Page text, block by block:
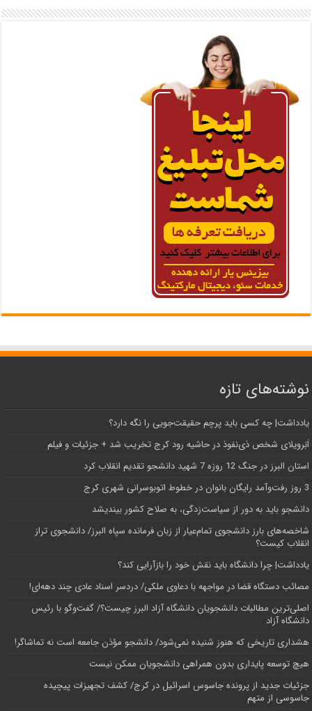
نوشته‌های تازه
یادداشت| ‌چه کسی باید پرچم حقیقت‌جویی را نگه دارد؟
اَبَر‌ویلای شخص ذی‌نفوذ در حاشیه‌ رود کرج تخریب شد + جزئیات و فیلم
استان البرز در جنگ 12 روزه 7 شهید دانشجو تقدیم انقلاب کرد
3 روز رفت‌وآمد رایگان بانوان در خطوط اتوبوسرانی شهری کرج
دانشجو باید به دور از سیاست‌زدگی، به صلاح کشور بیندیشد
شاخصه‌های بارز دانشجوی تمام‌عیار از زبان فرمانده سپاه البرز/ دانشجوی تراز
انقلاب کیست؟
یادداشت| چرا دانشگاه باید نقش خود را بازآرایی کند؟
مصائب دستگاه قضا در مواجهه با دعاوی ملکی/ دردسر اسناد عادی چند‌ دهه‌ای!
اصلی‌ترین مطالبات دانشجویان دانشگاه آزاد البرز چیست؟/ گفت‌وگو با رئیس
دانشگاه آز‌اد
هشداری تاریخی که هنوز شنیده نمی‌شود/ دانشجو مؤذن جامعه است نه تماشاگر!
هیچ توسعه پایداری بدون همراهی دانشجویان ممکن نیست
جزئیات جدید از پرونده جاسوس اسرائیل در کرج/‌ کشف تجهیزات پیچیده
جاسوسی از متهم